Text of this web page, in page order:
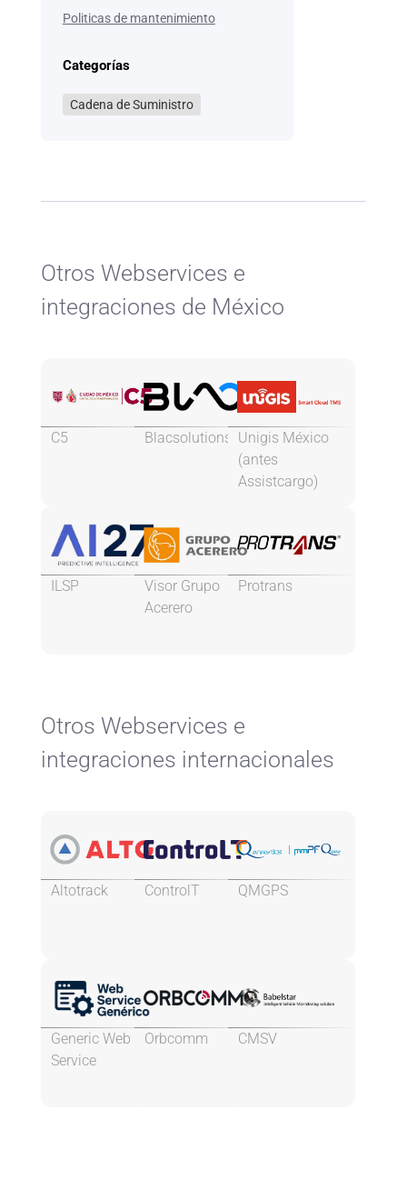
Politicas de mantenimiento
Categorías
Cadena de Suministro
Otros Webservices e
integraciones de México
C5 Blacsolutions
Unigis México
(antes
Assistcargo)
ILSP
Visor Grupo
Acerero
Protrans
Otros Webservices e
integraciones internacionales
Altotrack ControlT QMGPS
Generic Web
Service
Orbcomm CMSV